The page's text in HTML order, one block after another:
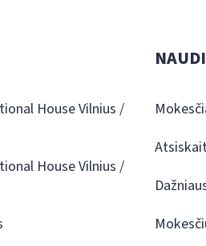
House Vilnius /
House Vilnius /